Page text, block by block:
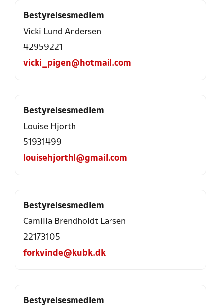
Bestyrelsesmedlem
Vicki Lund Andersen
42959221
vicki_pigen@hotmail.com
Bestyrelsesmedlem
Louise Hjorth
51931499
louisehjorthl@gmail.com
Bestyrelsesmedlem
Camilla Brendholdt Larsen
22173105
forkvinde@kubk.dk
Bestyrelsesmedlem